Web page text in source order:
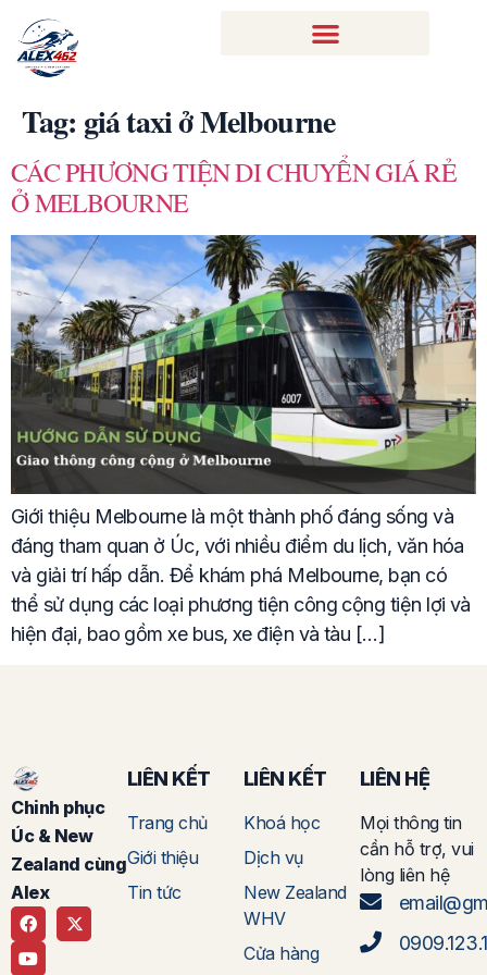
Tag: giá taxi ở Melbourne
CÁC PHƯƠNG TIỆN DI CHUYỂN GIÁ RẺ
Ở MELBOURNE
Giới thiệu Melbourne là một thành phố đáng sống và
đáng tham quan ở Úc, với nhiều điểm du lịch, văn hóa
và giải trí hấp dẫn. Để khám phá Melbourne, bạn có
thể sử dụng các loại phương tiện công cộng tiện lợi và
hiện đại, bao gồm xe bus, xe điện và tàu […]
Chinh phục
Úc & New
Zealand cùng
Alex
LIÊN KẾT
Trang chủ
Giới thiệu
Tin tức
LIÊN KẾT
Khoá học
Dịch vụ
New Zealand
WHV
Cửa hàng
LIÊN HỆ
Mọi thông tin
cần hỗ trợ, vui
lòng liên hệ